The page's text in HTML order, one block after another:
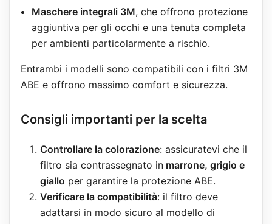
Maschere integrali 3M, che offrono protezione
aggiuntiva per gli occhi e una tenuta completa
per ambienti particolarmente a rischio.
Entrambi i modelli sono compatibili con i filtri 3M
ABE e offrono massimo comfort e sicurezza.
Consigli importanti per la scelta
Controllare la colorazione: assicuratevi che il
filtro sia contrassegnato inmarrone, grigio e
giallo per garantire la protezione ABE.
Verificare la compatibilità: il filtro deve
adattarsi in modo sicuro al modello di